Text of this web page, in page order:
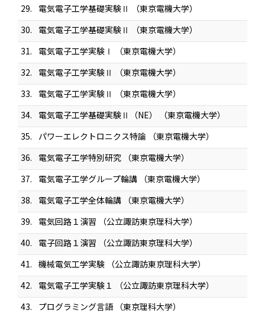
29.
電気電子工学基礎実験Ⅱ （東京電機大学）
30.
電気電子工学基礎実験Ⅱ （東京電機大学）
31.
電気電子工学実験Ⅰ （東京電機大学）
32.
電気電子工学実験Ⅱ （東京電機大学）
33.
電気電子工学実験Ⅱ （東京電機大学）
34.
電気電子工学基礎実験Ⅱ（NE） （東京電機大学）
35.
パワーエレクトロニクス特論 （東京電機大学）
36.
電気電子工学特別研究 （東京電機大学）
37.
電気電子工学グループ輪講 （東京電機大学）
38.
電気電子工学全体輪講 （東京電機大学）
39.
電気回路１演習 （公立諏訪東京理科大学）
40.
電子回路１演習 （公立諏訪東京理科大学）
41. 機械電気工学実験 （公立諏訪東京理科大学）
42.
電気電子工学実験１ （公立諏訪東京理科大学）
43.
プログラミング言語 （東京理科大学）